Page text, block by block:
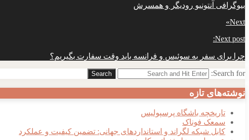
بیوگرافی آنتونیو رودیگر و همسرش
Next
»
Next post:
چرا برای سفر به سوئیس و فرانسه باید وقت سفارت بگیریم؟
Search for:
Search
نوشته‌های تازه
تاریخچه باشگاه پرسپولیس
سمعک فوناک
کابل شبکه لگراند و استانداردهای جهانی: تضمین کیفیت و عملکرد